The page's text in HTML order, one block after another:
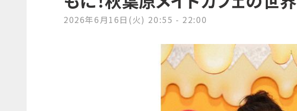
2026年6月16日(火) 20:55 - 22:00